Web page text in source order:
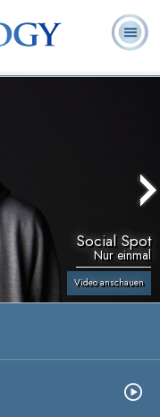
Social Spot
Nur einmal
Video anschauen